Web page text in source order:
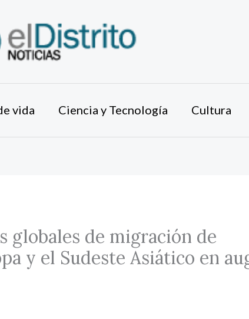
vida Ciencia y Tecnología Cultura
globales de migración de
y el Sudeste Asiático en